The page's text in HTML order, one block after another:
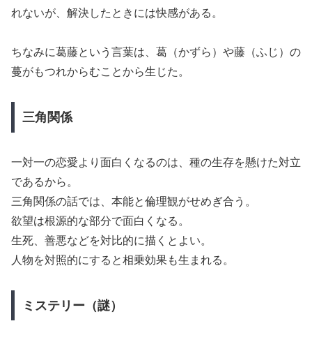
れないが、解決したときには快感がある。
ちなみに葛藤という言葉は、葛（かずら）や藤（ふじ）の
蔓がもつれからむことから生じた。
三角関係
一対一の恋愛より面白くなるのは、種の生存を懸けた対立
であるから。
三角関係の話では、本能と倫理観がせめぎ合う。
欲望は根源的な部分で面白くなる。
生死、善悪などを対比的に描くとよい。
人物を対照的にすると相乗効果も生まれる。
ミステリー（謎）